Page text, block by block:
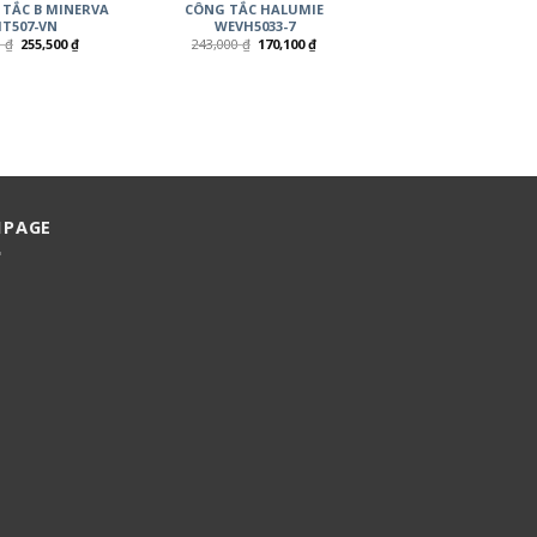
B MINERVA
VN
₫ 255,500₫
CÔNG TẮC HALUMIE
WEVH5033-7
243,000₫ 170,100₫